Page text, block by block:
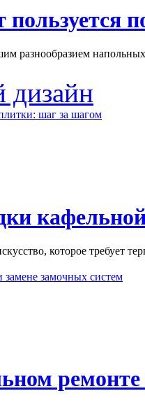
разнообразием
которое требует